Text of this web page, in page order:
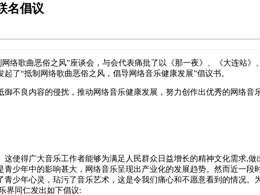
名倡议
络歌曲恶俗之风”座谈会，与会代表痛批了以《那一夜》、《大连站
了“抵制网络歌曲恶俗之风，倡导网络音乐健康发展”倡议书。
不良内容的侵扰，推动网络音乐健康发展，努力创作出优秀的网络
使得广大音乐工作者能够为满足人民群众日益增长的精神文化需求,
少年中的影响甚大，网络音乐呈现出产业化的发展趋势。然而近一
少年心灵，玷污了音乐艺术，这是令我们痛心和不愿意看到的情况
界同仁发出如下倡议: